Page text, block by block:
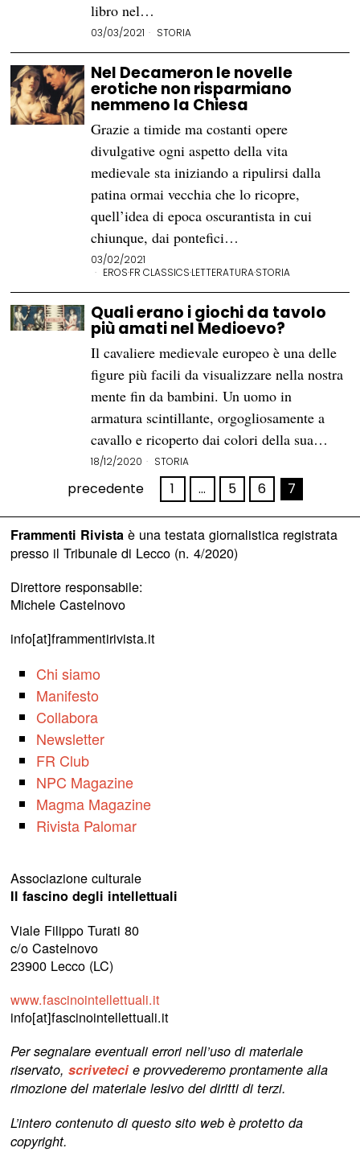
libro nel…
03/03/2021 STORIA
Nel Decameron le novelle
erotiche non risparmiano
nemmeno la Chiesa
Grazie a timide ma costanti opere
divulgative ogni aspetto della vita
medievale sta iniziando a ripulirsi dalla
patina ormai vecchia che lo ricopre,
quell’idea di epoca oscurantista in cui
chiunque, dai pontefici…
03/02/2021
EROS·FR CLASSICS·LETTERATURA·STORIA
Quali erano i giochi da tavolo
più amati nel Medioevo?
Il cavaliere medievale europeo è una delle
figure più facili da visualizzare nella nostra
mente fin da bambini. Un uomo in
armatura scintillante, orgogliosamente a
cavallo e ricoperto dai colori della sua…
18/12/2020 STORIA
precedente 1 … 5 6 7
Frammenti Rivistaè una testata giornalistica registrata
presso il Tribunale di Lecco (n. 4/2020)
Direttore responsabile:
Michele Castelnovo
info[at]frammentirivista.it
Chi siamo
Manifesto
Collabora
Newsletter
FR Club
NPC Magazine
Magma Magazine
Rivista Palomar
Associazione culturale
Il fascino degli intellettuali
Viale Filippo Turati 80
c/o Castelnovo
23900 Lecco (LC)
www.fascinointellettuali.it
info[at]fascinointellettuali.it
Per segnalare eventuali errori nell’uso di materiale
riservato,scriveteci e provvederemo prontamente alla
rimozione del materiale lesivo dei diritti di terzi.
L’intero contenuto di questo sito web è protetto da
copyright.